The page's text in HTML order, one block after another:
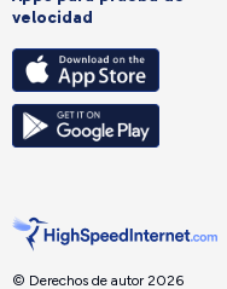
velocidad
© Derechos de autor 2026